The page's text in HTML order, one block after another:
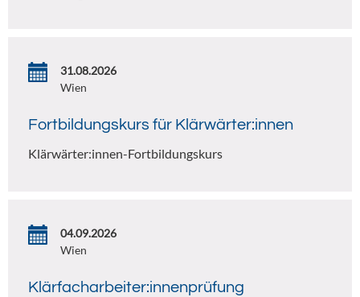
31.08.2026
Wien
Fortbildungskurs für Klärwärter:innen
Klärwärter:innen-Fortbildungskurs
04.09.2026
Wien
Klärfacharbeiter:innenprüfung